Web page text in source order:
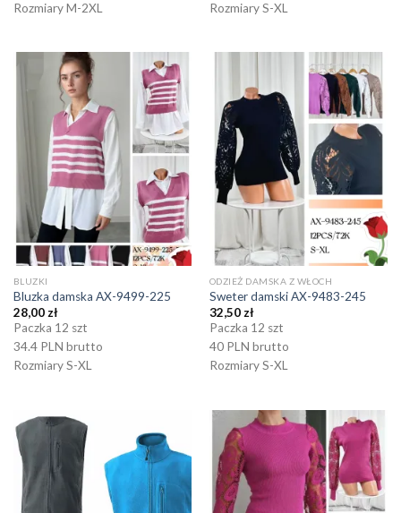
Rozmiary M-2XL Rozmiary S-XL
BLUZKI
Bluzka damska AX-9499-225
28,00zł
Paczka 12 szt
34.4 PLN brutto
Rozmiary S-XL
ODZIEŻ DAMSKA Z WŁOCH
Sweter damski AX-9483-245
32,50zł
Paczka 12 szt
40 PLN brutto
Rozmiary S-XL